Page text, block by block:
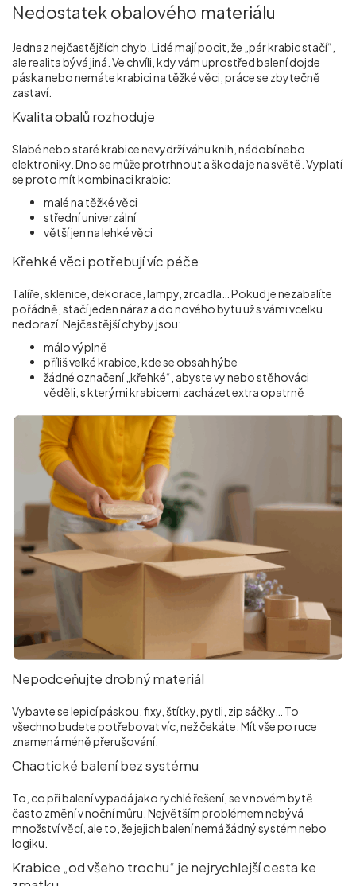
Nedostatek obalového materiálu
Jedna z nejčastějších chyb. Lidé mají pocit, že „pár krabic stačí“,
ale realita bývá jiná. Ve chvíli, kdy vám uprostřed balení dojde
páska nebo nemáte krabici na těžké věci, práce se zbytečně
zastaví.
Kvalita obalů rozhoduje
Slabé nebo staré krabice nevydrží váhu knih, nádobí nebo
elektroniky. Dno se může protrhnout a škoda je na světě. Vyplatí
se proto mít kombinaci krabic:
malé na těžké věci
střední univerzální
větší jen na lehké věci
Křehké věci potřebují víc péče
Talíře, sklenice, dekorace, lampy, zrcadla… Pokud je nezabalíte
pořádně, stačí jeden náraz a do nového bytu už s vámi vcelku
nedorazí. Nejčastější chyby jsou:
málo výplně
příliš velké krabice, kde se obsah hýbe
žádné označení „křehké“, abyste vy nebo stěhováci
věděli, s kterými krabicemi zacházet extra opatrně
Nepodceňujte drobný materiál
Vybavte se lepicí páskou, fixy, štítky, pytli, zip sáčky… To
všechno budete potřebovat víc, než čekáte. Mít vše po ruce
znamená méně přerušování.
Chaotické balení bez systému
To, co při balení vypadá jako rychlé řešení, se v novém bytě
často změní v noční můru. Největším problémem nebývá
množství věcí, ale to, že jejich balení nemá žádný systém nebo
logiku.
Krabice „od všeho trochu“ je nejrychlejší cesta ke